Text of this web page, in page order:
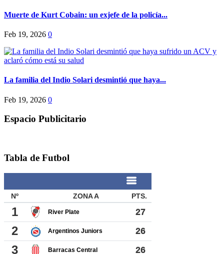
Muerte de Kurt Cobain: un exjefe de la policía...
Feb 19, 2026 0
La familia del Indio Solari desmintió que haya...
Feb 19, 2026 0
Espacio Publicitario
Tabla de Futbol